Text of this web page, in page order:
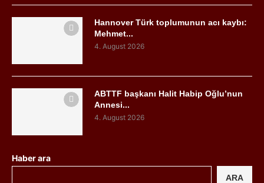
Hannover Türk toplumunun acı kaybı:
Mehmet...
4. August 2026
ABTTF başkanı Halit Habip Oğlu’nun
Annesi...
4. August 2026
Haber ara
ARA